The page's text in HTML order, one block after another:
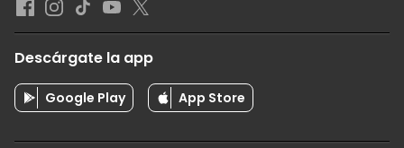
Descárgate la app
Google Play App Store